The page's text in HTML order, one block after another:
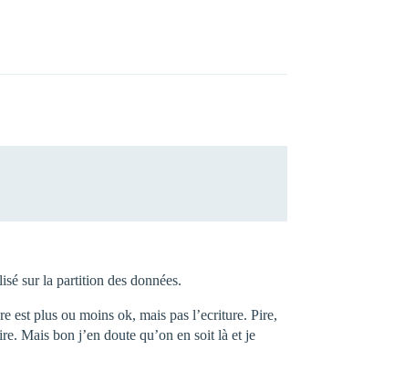
sur la partition des données.
est plus ou moins ok, mais pas l’ecriture. Pire,
Mais bon j’en doute qu’on en soit là et je